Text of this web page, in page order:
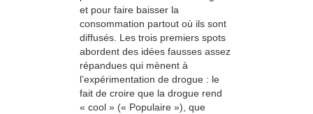
et pour faire baisser la
consommation partout où ils sont
diffusés. Les trois premiers spots
abordent des idées fausses assez
répandues qui mènent à
l’expérimentation de drogue : le
fait de croire que la drogue rend
« cool » (« Populaire »), que